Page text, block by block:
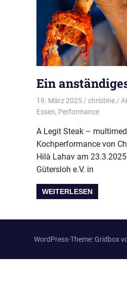
Ein
19. März 2025 christine
Essen, Performance
A Legit Steak –
Kochperformance von
Hilà Lahav am
Gütersloh e.V. in
WEITERLESEN
WordPress-Theme: Gridbox